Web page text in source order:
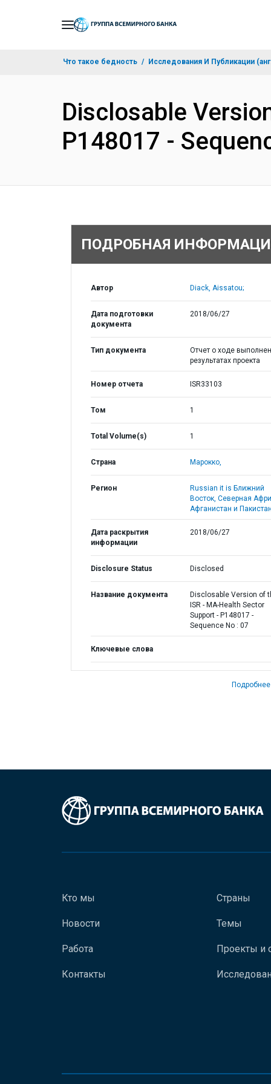
Что такое бедность Исследования И Публикации
Disclosable
P148017 -
ПОДРОБНАЯ
Автор Diack, Aissatou;
Дата подготовки
документа
2018/06/27
Тип документа
Отчет о ходе
результатах проекта
Номер отчета ISR33103
Том 1
Total Volume(s) 1
Страна Марокко,
Регион
Russian it is Ближний
Восток, Северная
Афганистан и
Дата раскрытия
информации
2018/06/27
Disclosure Status Disclosed
Название документа
Disclosable Version of
ISR - MA-Health Sector
Support - P148017 -
Sequence No : 07
Ключевые слова
Подробнее
Кто мы
Новости
Работа
Контакты
Страны
Темы
Проекты и